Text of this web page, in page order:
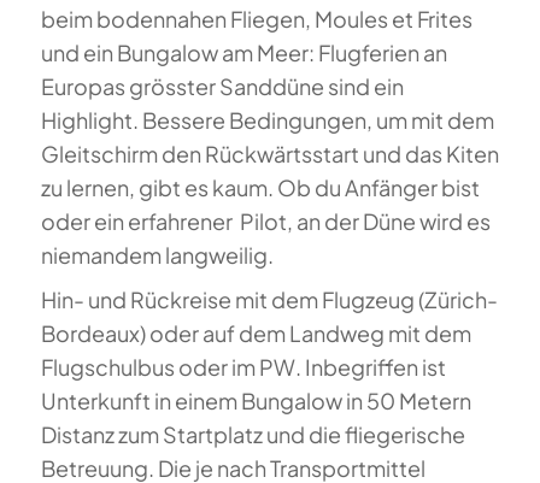
beim bodennahen Fliegen, Moules et Frites
und ein Bungalow am Meer: Flugferien an
Europas grösster Sanddüne sind ein
Highlight. Bessere Bedingungen, um mit dem
Gleitschirm den Rückwärtsstart und das Kiten
zu lernen, gibt es kaum. Ob du Anfänger bist
oder ein erfahrener Pilot, an der Düne wird es
niemandem langweilig.
Hin- und Rückreise mit dem Flugzeug (Zürich-
Bordeaux) oder auf dem Landweg mit dem
Flugschulbus oder im PW. Inbegriffen ist
Unterkunft in einem Bungalow in 50 Metern
Distanz zum Startplatz und die fliegerische
Betreuung. Die je nach Transportmittel